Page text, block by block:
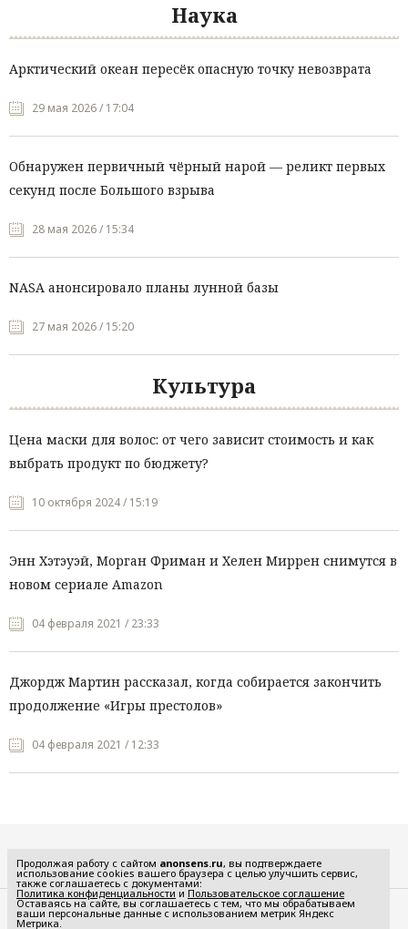
Наука
Арктический океан пересёк опасную точку невозврата
29 мая 2026 / 17:04
Обнаружен первичный чёрный нарой — реликт первых
секунд после Большого взрыва
28 мая 2026 / 15:34
NASA анонсировало планы лунной базы
27 мая 2026 / 15:20
Культура
Цена маски для волос: от чего зависит стоимость и как
выбрать продукт по бюджету?
10 октября 2024 / 15:19
Энн Хэтэуэй, Морган Фриман и Хелен Миррен снимутся в
новом сериале Amazon
04 февраля 2021 / 23:33
Джордж Мартин рассказал, когда собирается закончить
продолжение «Игры престолов»
04 февраля 2021 / 12:33
Редакция
Реклама
Продолжая работу с сайтом anonsens.ru, вы подтверждаете
использование cookies вашего браузера с целью улучшить сервис,
также соглашаетесь с документами:
Политика конфиденциальности и Пользовательское соглашение
Оставаясь на сайте, вы соглашаетесь с тем, что мы обрабатываем
ваши персональные данные с использованием метрик Яндекс
Метрика.